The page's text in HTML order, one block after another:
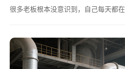
很多老板根本没意识到，自己每天都在